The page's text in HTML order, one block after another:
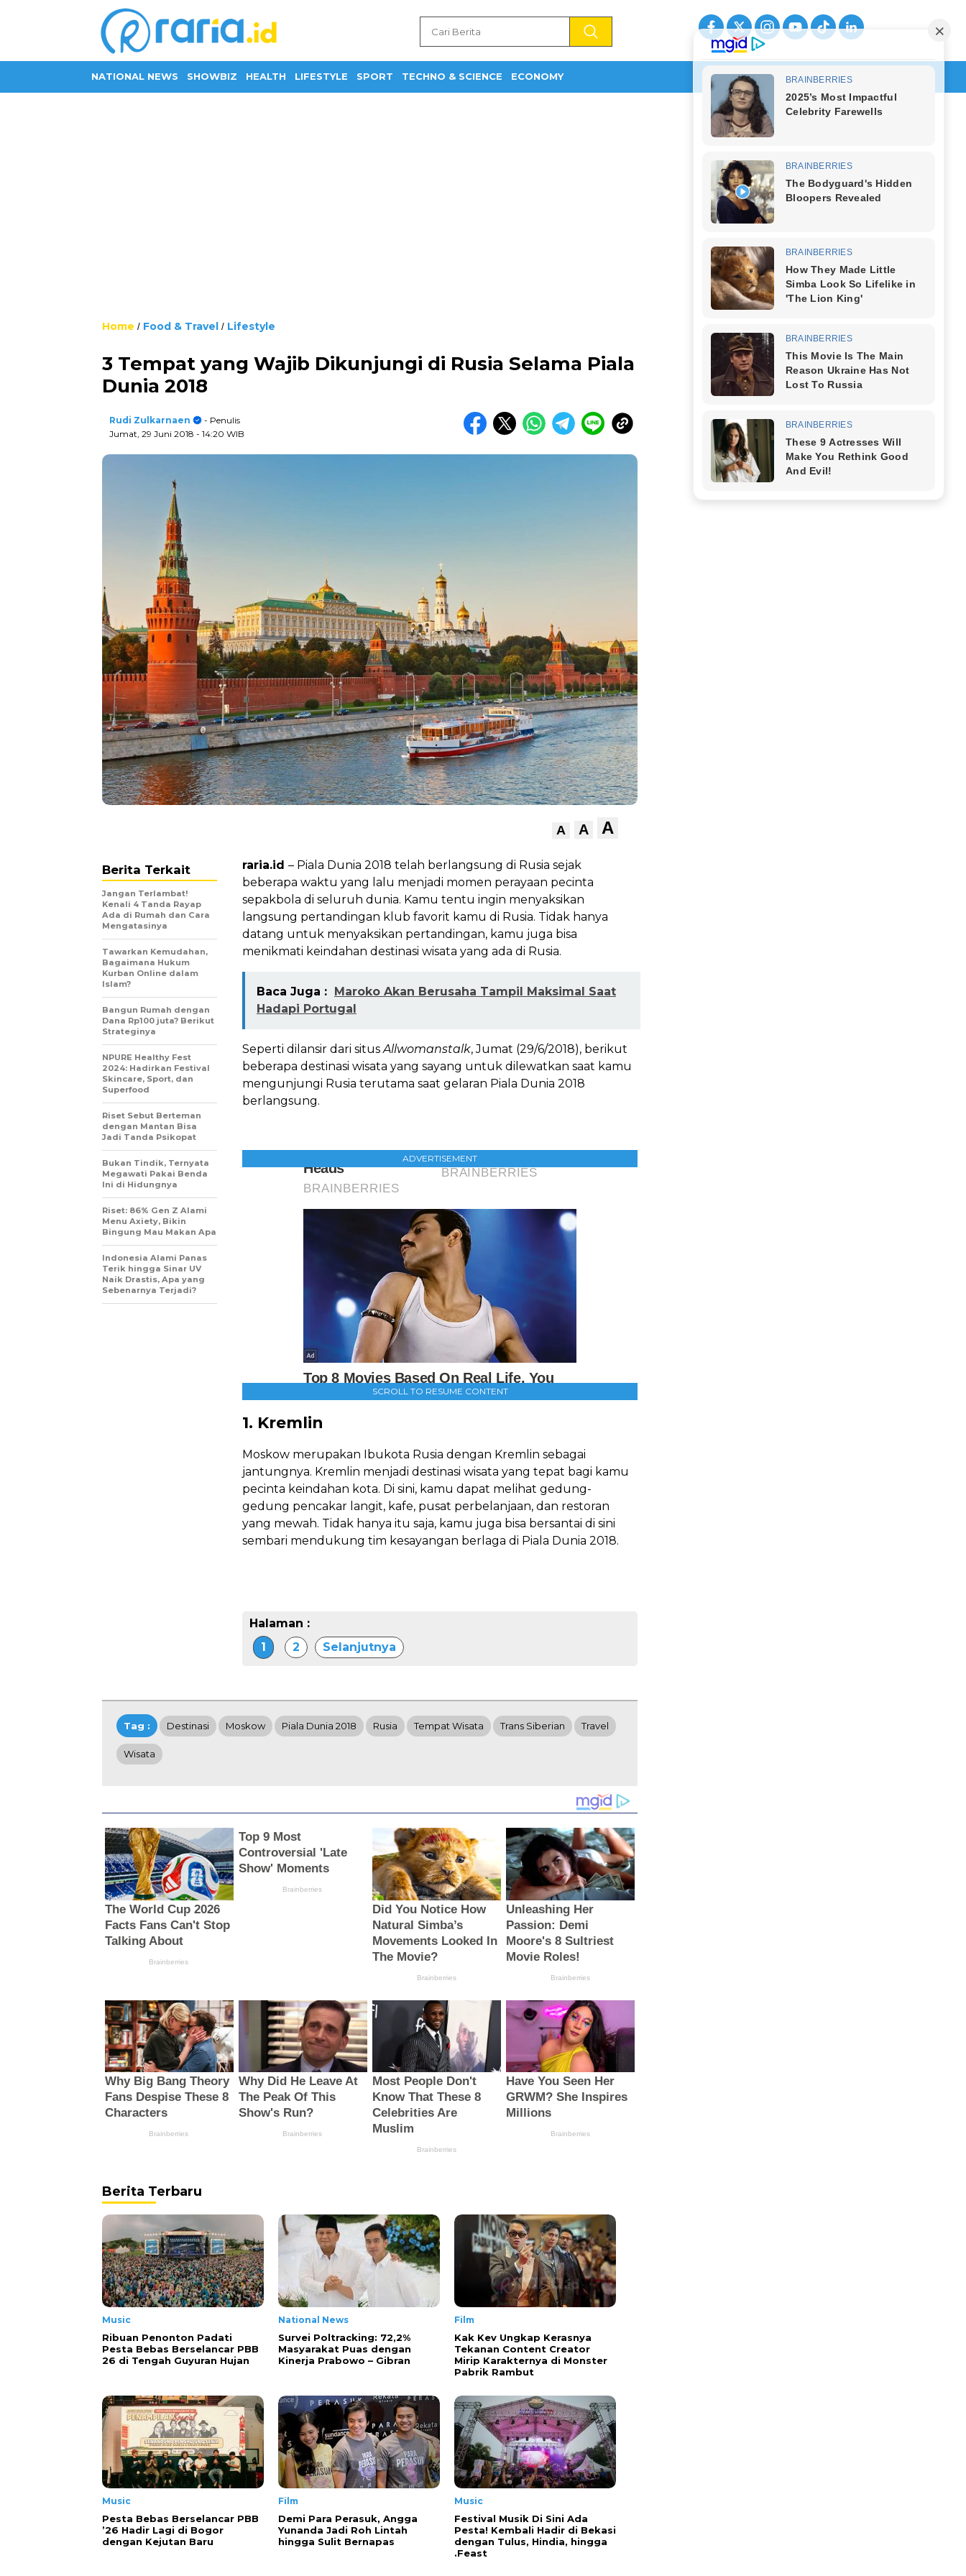
NATIONAL NEWS SHOWBIZ HEALTH LIFESTYLE SPORT TECHNO & SCIENCE ECONOMY
Home / Food & Travel / Lifestyle
3 Tempat yang Wajib Dikunjungi di Rusia Selama Piala
Dunia 2018
Rudi Zulkarnaen
- Penulis
Jumat, 29 Juni 2018 - 14:20 WIB
A A A
raria.id – Piala Dunia 2018 telah berlangsung di Rusia sejak
beberapa waktu yang lalu menjadi momen perayaan pecinta
sepakbola di seluruh dunia. Kamu tentu ingin menyaksikan
langsung pertandingan klub favorit kamu di Rusia. Tidak hanya
datang untuk menyaksikan pertandingan, kamu juga bisa
menikmati keindahan destinasi wisata yang ada di Rusia.
Baca Juga : Maroko Akan Berusaha Tampil Maksimal Saat
Hadapi Portugal
Seperti dilansir dari situsAllwomanstalk, Jumat (29/6/2018), berikut
beberapa destinasi wisata yang sayang untuk dilewatkan saat kamu
mengunjungi Rusia terutama saat gelaran Piala Dunia 2018
berlangsung.
ADVERTISEMENT
SCROLL TO RESUME CONTENT
1. Kremlin
Moskow merupakan Ibukota Rusia dengan Kremlin sebagai
jantungnya. Kremlin menjadi destinasi wisata yang tepat bagi kamu
pecinta keindahan kota. Di sini, kamu dapat melihat gedung-
gedung pencakar langit, kafe, pusat perbelanjaan, dan restoran
yang mewah. Tidak hanya itu saja, kamu juga bisa bersantai di sini
sembari mendukung tim kesayangan berlaga di Piala Dunia 2018.
Halaman :
1
2 Selanjutnya
Berita Terkait
Jangan Terlambat!
Kenali 4 Tanda Rayap
Ada di Rumah dan Cara
Mengatasinya
Tawarkan Kemudahan,
Bagaimana Hukum
Kurban Online dalam
Islam?
Bangun Rumah dengan
Dana Rp100 juta? Berikut
Strateginya
NPURE Healthy Fest
2024: Hadirkan Festival
Skincare, Sport, dan
Superfood
Riset Sebut Berteman
dengan Mantan Bisa
Jadi Tanda Psikopat
Bukan Tindik, Ternyata
Megawati Pakai Benda
Ini di Hidungnya
Riset: 86% Gen Z Alami
Menu Axiety, Bikin
Bingung Mau Makan Apa
Indonesia Alami Panas
Terik hingga Sinar UV
Naik Drastis, Apa yang
Sebenarnya Terjadi?
Tag : Destinasi Moskow Piala Dunia 2018 Rusia Tempat Wisata Trans Siberian Travel
Wisata
Berita Terbaru
Music
Ribuan Penonton Padati
Pesta Bebas Berselancar PBB
26 di Tengah Guyuran Hujan
National News
Survei Poltracking: 72,2%
Masyarakat Puas dengan
Kinerja Prabowo – Gibran
Film
Kak Kev Ungkap Kerasnya
Tekanan Content Creator
Mirip Karakternya di Monster
Pabrik Rambut
Music
Pesta Bebas Berselancar PBB
’26 Hadir Lagi di Bogor
dengan Kejutan Baru
Film
Demi Para Perasuk, Angga
Yunanda Jadi Roh Lintah
hingga Sulit Bernapas
Music
Festival Musik Di Sini Ada
Pesta! Kembali Hadir di Bekasi
dengan Tulus, Hindia, hingga
.Feast